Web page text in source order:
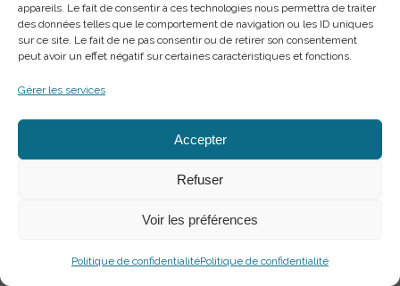
appareils. Le fait de consentir à ces technologies nous permettra de traiter
des données telles que le comportement de navigation ou les ID uniques
sur ce site. Le fait de ne pas consentir ou de retirer son consentement
peut avoir un effet négatif sur certaines caractéristiques et fonctions.
Gérer les services
Accepter
Refuser
Voir les préférences
Politique de confidentialitéPolitique de confidentialité